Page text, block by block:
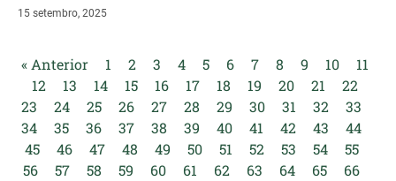
15 setembro, 2025
« Anterior 1 2 3 4 5 6 7 8 9 10
11
12
13 14 15 16 17 18 19 20 21
22
23
24 25 26 27 28 29 30 31 32
33
34
35 36 37 38 39 40 41 42 43
44
45
46 47 48 49 50 51 52 53 54
55
56
57 58 59 60 61 62 63 64 65
66